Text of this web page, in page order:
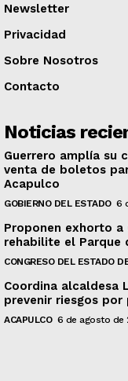
Newsletter
Privacidad
Sobre Nosotros
Contacto
Noticias
Guerrero amplía su
venta de boletos
Acapulco
GOBIERNO DEL ESTADO 6
Proponen exhorto a
rehabilite el Parque
CONGRESO DEL ESTADO
Coordina alcaldesa
prevenir riesgos
ACAPULCO 6 de agosto de